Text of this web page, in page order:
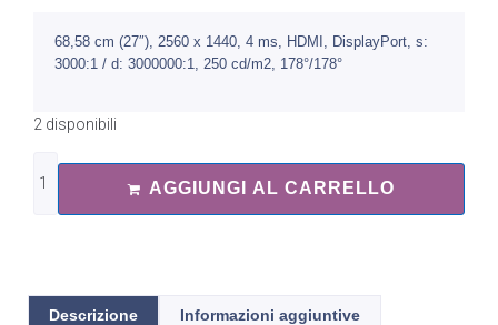
68,58 cm (27″), 2560 x 1440, 4 ms, HDMI, DisplayPort, s:
3000:1 / d: 3000000:1, 250 cd/m2, 178°/178°
2 disponibili
AGGIUNGI AL CARRELLO
Descrizione Informazioni aggiuntive